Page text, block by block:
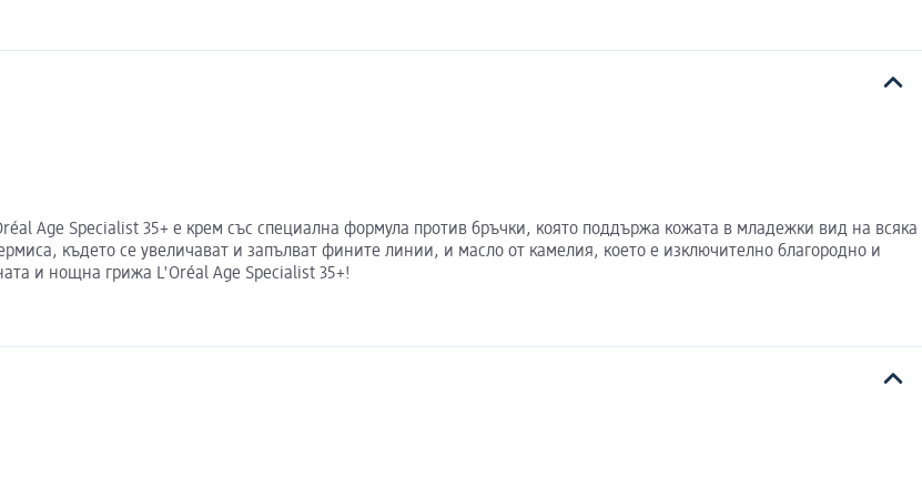
Age Specialist 35+ е крем със специална формула против бръчки, която поддържа кожата в младежки вид на всяка
където се увеличават и запълват фините линии, и масло от камелия, което е изключително благородно и
и нощна грижа L'Oréal Age Specialist 35+!